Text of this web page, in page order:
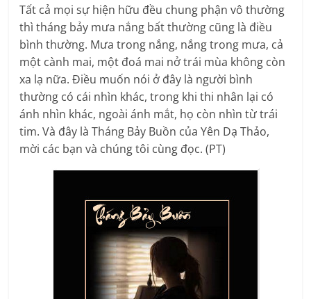
Tất cả mọi sự hiện hữu đều chung phận vô thường
thì tháng bảy mưa nắng bất thường cũng là điều
bình thường. Mưa trong nắng, nắng trong mưa, cả
một cành mai, một đoá mai nở trái mùa không còn
xa lạ nữa. Điều muốn nói ở đây là người bình
thường có cái nhìn khác, trong khi thi nhân lại có
ánh nhìn khác, ngoài ánh mắt, họ còn nhìn từ trái
tim. Và đây là Tháng Bảy Buồn của Yên Dạ Thảo,
mời các bạn và chúng tôi cùng đọc. (PT)